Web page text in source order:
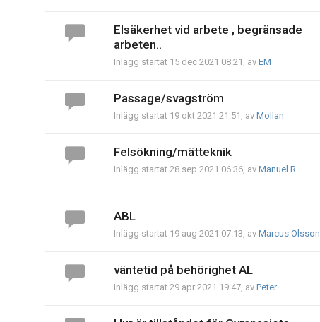
Elsäkerhet vid arbete , begränsade
arbeten..
Inlägg startat 15 dec 2021 08:21, avEM
Passage/svagström
Inlägg startat 19 okt 2021 21:51, avMollan
Felsökning/mätteknik
Inlägg startat 28 sep 2021 06:36, avManuel R
ABL
Inlägg startat 19 aug 2021 07:13, avMarcus Olsson
väntetid på behörighet AL
Inlägg startat 29 apr 2021 19:47, avPeter